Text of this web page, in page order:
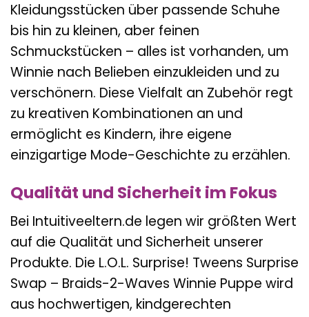
Kleidungsstücken über passende Schuhe
bis hin zu kleinen, aber feinen
Schmuckstücken – alles ist vorhanden, um
Winnie nach Belieben einzukleiden und zu
verschönern. Diese Vielfalt an Zubehör regt
zu kreativen Kombinationen an und
ermöglicht es Kindern, ihre eigene
einzigartige Mode-Geschichte zu erzählen.
Qualität und Sicherheit im Fokus
Bei Intuitiveeltern.de legen wir größten Wert
auf die Qualität und Sicherheit unserer
Produkte. Die L.O.L. Surprise! Tweens Surprise
Swap – Braids-2-Waves Winnie Puppe wird
aus hochwertigen, kindgerechten